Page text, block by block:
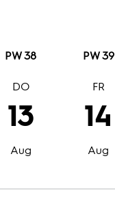
PW 38 PW 39
13
Aug
DO
14
Aug
FR